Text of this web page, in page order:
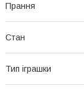
Прання
Стан
Тип іграшки